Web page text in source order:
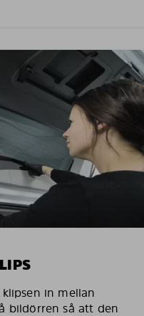
in mellan
bildörren så att den